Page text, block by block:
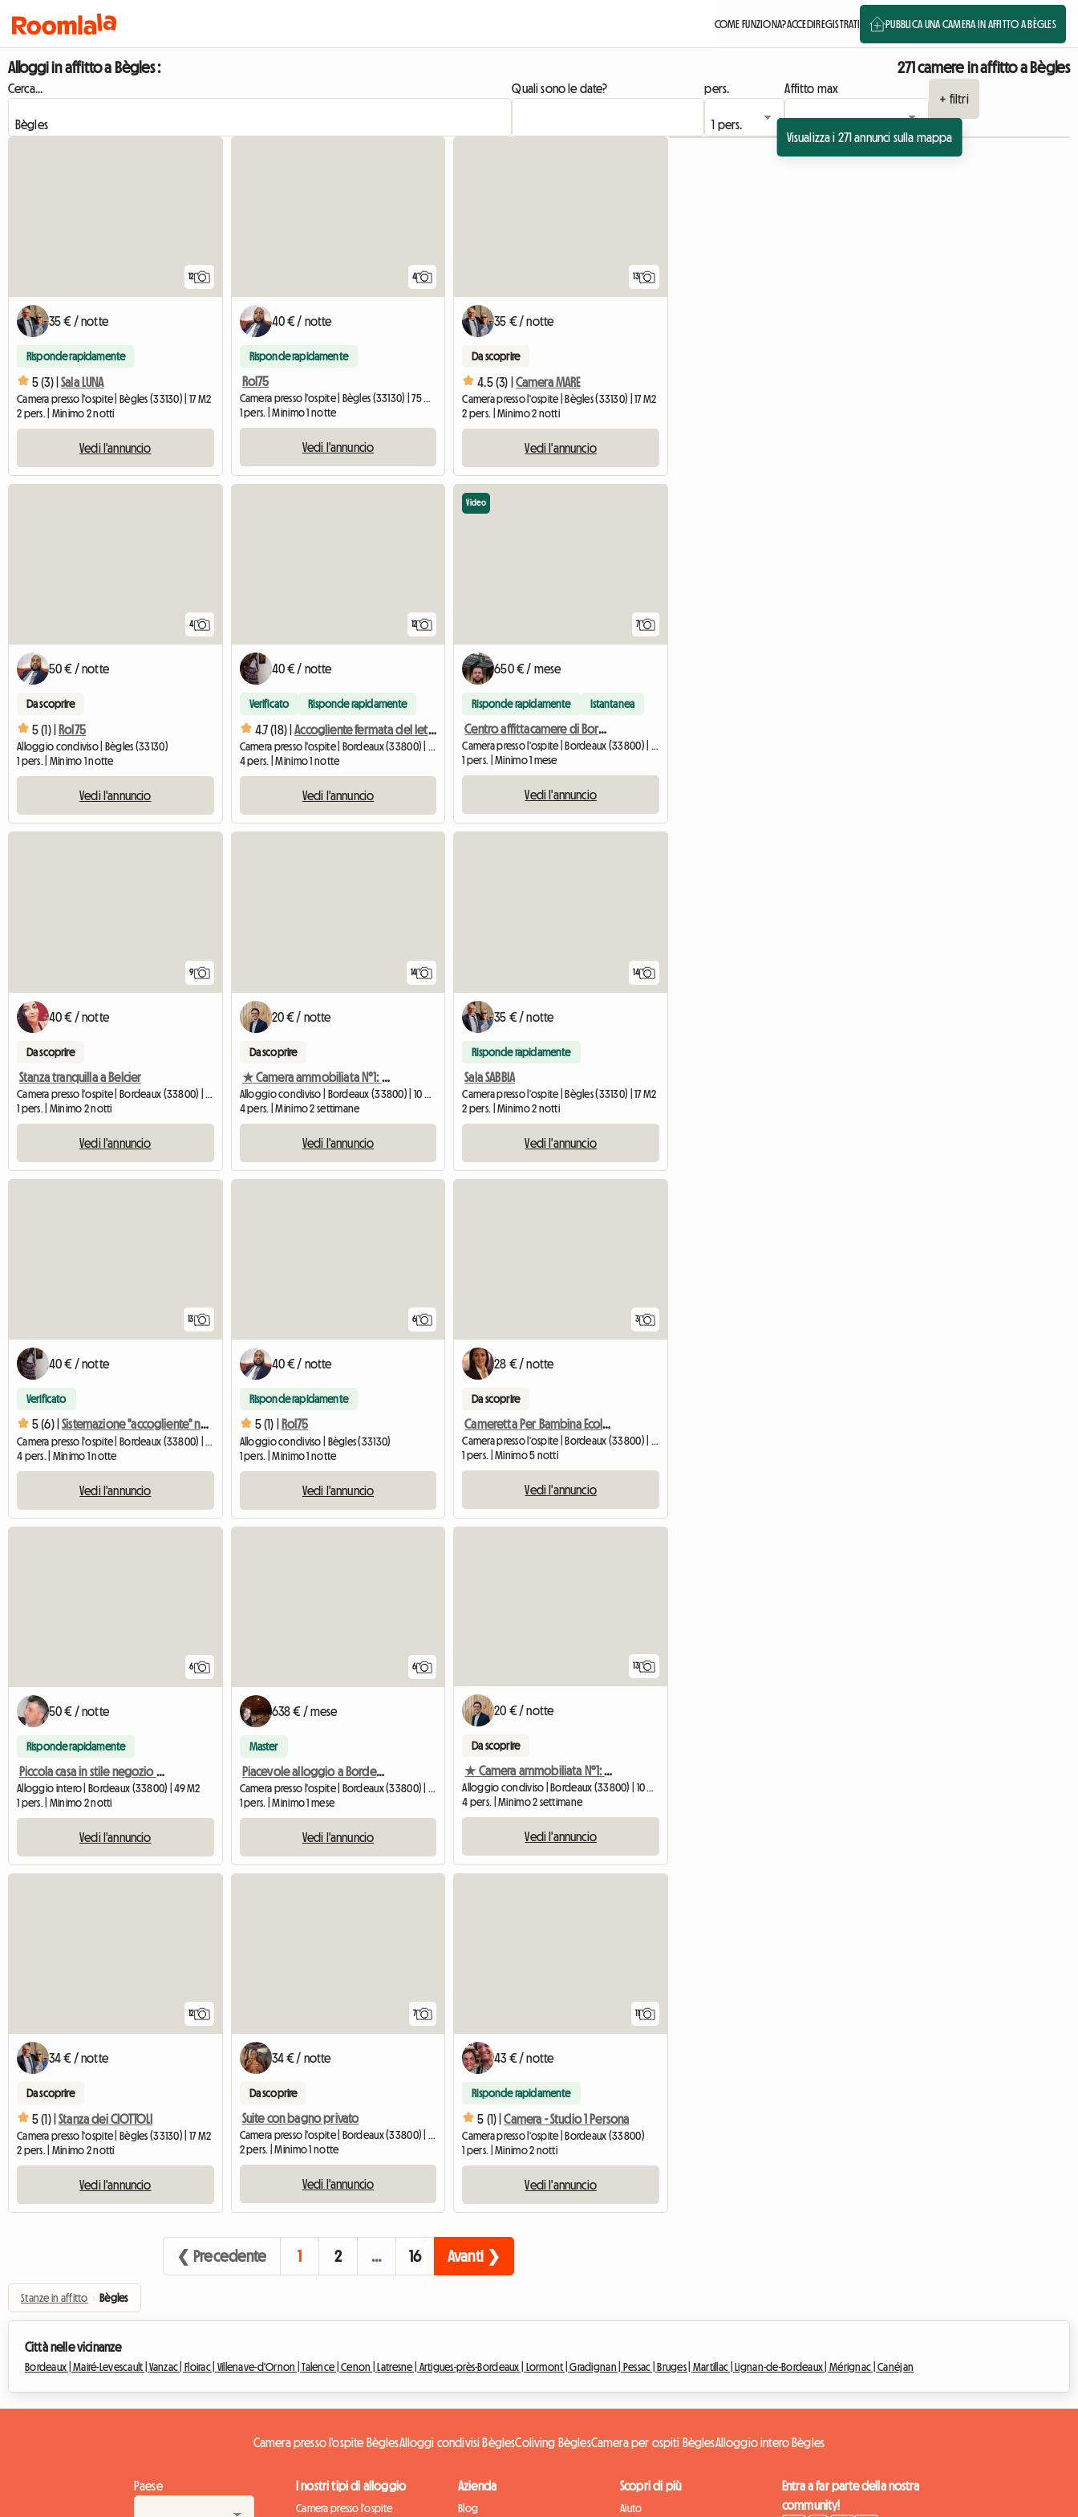
COME FUNZIONA?ACCEDIREGISTRATI PUBBLICA UNA CAMERA IN AFFITTO A BÈGLES
Alloggi in affitto a Bègles : 271 camere in affitto a Bègles
Cerca... Quali sono le date? pers.
Affitto max
+ filtri
Visualizza i 271 annunci sulla mappa
12
35 € / notte
Risponde rapidamente
5 (3) | Sala LUNA
Camera presso l'ospite | Bègles (33130) | 17 M2
2 pers. | Minimo 2 notti
Vedi l'annuncio
4
40 € / notte
Risponde rapidamente
Rol75
Camera presso l'ospite | Bègles (33130) | 75 M2
1 pers. | Minimo 1 notte
Vedi l'annuncio
13
35 € / notte
Da scoprire
4.5 (3) | Camera MARE
Camera presso l'ospite | Bègles (33130) | 17 M2
2 pers. | Minimo 2 notti
Vedi l'annuncio
4
50 € / notte
Da scoprire
5 (1) | Rol75
Alloggio condiviso | Bègles (33130)
1 pers. | Minimo 1 notte
Vedi l'annuncio
12
40 € / notte
Verificato Risponde rapidamente
4.7 (18) | Accogliente fermata del letto a Bordeaux :)
Camera presso l'ospite | Bordeaux (33800) | 50 M2
4 pers. | Minimo 1 notte
Vedi l'annuncio
7
Video
650 € / mese
Risponde rapidamente Istantanea
Centro affittacamere di Bordeaux
Camera presso l'ospite | Bordeaux (33800) | 12 M2
1 pers. | Minimo 1 mese
Vedi l'annuncio
9
40 € / notte
Da scoprire
Stanza tranquilla a Belcier
1 pers. | Minimo 2 notti
Vedi l'annuncio
14
20 € / notte
Da scoprire
★ Camera ammobiliata N°1: Tutto compreso (01) ★
4 pers. | Minimo 2 settimane
Vedi l'annuncio
14
35 € / notte
Risponde rapidamente
Sala SABBIA
Camera presso l'ospite | Bègles (33130) | 17 M2
2 pers. | Minimo 2 notti
Vedi l'annuncio
13
40 € / notte
Verificato
5 (6) | Sistemazione "accogliente" nel cuore di Bordeaux
Camera presso l'ospite | Bordeaux (33800) | 50 M2
4 pers. | Minimo 1 notte
Vedi l'annuncio
6
40 € / notte
Risponde rapidamente
5 (1) | Rol75
Alloggio condiviso | Bègles (33130)
1 pers. | Minimo 1 notte
Vedi l'annuncio
3
28 € / notte
Da scoprire
Cameretta Per Bambina Ecologica E Ultra Pulita
Camera presso l'ospite | Bordeaux (33800) | 12 M2
1 pers. | Minimo 5 notti
Vedi l'annuncio
6
50 € / notte
Risponde rapidamente
Piccola casa in stile negozio nel centro di Bordeaux, 49 m²
Alloggio intero | Bordeaux (33800) | 49 M2
1 pers. | Minimo 2 notti
Vedi l'annuncio
6
638 € / mese
Master
Piacevole alloggio a Bordeaux con parcheggio
Camera presso l'ospite | Bordeaux (33800) | 10 M2
1 pers. | Minimo 1 mese
Vedi l'annuncio
13
20 € / notte
Da scoprire
★ Camera ammobiliata N°1: Tutto compreso (01) ★
Alloggio condiviso | Bordeaux (33800) | 10 M2
4 pers. | Minimo 2 settimane
Vedi l'annuncio
12
34 € / notte
Da scoprire
5 (1) | Stanza dei CIOTTOLI
Camera presso l'ospite | Bègles (33130) | 17 M2
2 pers. | Minimo 2 notti
Vedi l'annuncio
7
34 € / notte
Da scoprire
Suite con bagno privato
Camera presso l'ospite | Bordeaux (33800) | 19 M2
2 pers. | Minimo 1 notte
Vedi l'annuncio
43 € / notte
Risponde rapidamente
5 (1) | Camera - Studio 1 Persona
Camera presso l'ospite | Bordeaux (33800)
1 pers. | Minimo 2 notti
Vedi l'annuncio
❮ Precedente 1 2 … 16 Avanti ❯
Stanze in affitto › Bègles
Città nelle vicinanze
Bordeaux |Mairé-Levescault |Vanzac | Floirac | Villenave-d'Ornon |Talence |Cenon | Latresne | Artigues-près-Bordeaux | Lormont |Gradignan | Pessac | Bruges | Martillac | Lignan-de-Bordeaux |Mérignac |Canéjan
Camera presso l'ospite BèglesAlloggi condivisi BèglesColiving BèglesCamera per ospiti BèglesAlloggio intero Bègles
Paese I nostri tipi di alloggio
Camera presso l'ospite
Azienda
Blog
Scopri di più
Aiuto
Entra a far parte della nostra
community!